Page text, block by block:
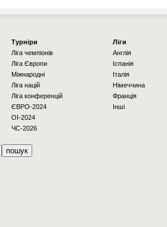
Турніри
Ліга чемпіонів
Ліга Європи
Міжнародні
Ліга націй
Ліга конференцій
ЄВРО-2024
OI-2024
ЧС-2026
Ліги
Англія
Іспанія
Італія
Німеччина
Франція
Інші